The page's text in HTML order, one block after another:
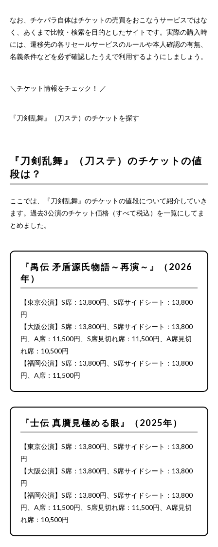
なお、チケパラ自体はチケットの売買をおこなうサービスではな
く、あくまで比較・検索を目的としたサイトです。実際の購入時
には、遷移先の各リセールサービスのルールや本人確認の有無、
名義条件などを必ず確認したうえで利用するようにしましょう。
＼チケット情報をチェック！ ／
『刀剣乱舞』（刀ステ）のチケットを探す
『刀剣乱舞』（刀ステ）のチケットの値
段は？
ここでは、『刀剣乱舞』のチケットの値段について紹介していき
ます。過去3公演のチケット価格（すべて税込）を一覧にしてま
とめました。
『禺伝 矛盾源氏物語～再演～』（2026
年）
【東京公演】S席：13,800円、S席サイドシート：13,800
円
【大阪公演】S席：13,800円、S席サイドシート：13,800
円、A席：11,500円、S席見切れ席：11,500円、A席見切
れ席：10,500円
【福岡公演】S席：13,800円、S席サイドシート：13,800
円、A席：11,500円
『士伝 真贋見極める眼』（2025年）
【東京公演】S席：13,800円、S席サイドシート：13,800
円
【大阪公演】S席：13,800円、S席サイドシート：13,800
円
【福岡公演】S席：13,800円、S席サイドシート：13,800
円、A席：11,500円、S席見切れ席：11,500円、A席見切
れ席：10,500円